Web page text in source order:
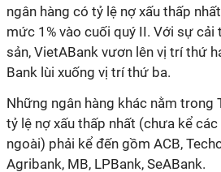
ngân hàng có tỷ lệ nợ xấu thấp
mức 1% vào cuối quý II. Với sự
sản, VietABank vươn lên vị trí thứ
Bank lùi xuống vị trí thứ ba.
Những ngân hàng khác nằm trong
tỷ lệ nợ xấu thấp nhất (chưa kể
ngoài) phải kể đến gồm ACB,
Agribank, MB, LPBank, SeABank.